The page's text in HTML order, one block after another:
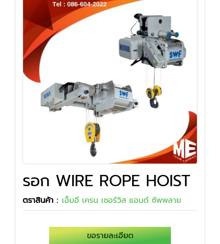
รอก WIRE ROPE HOIST
ตราสินค้า : เอ็มอี เครน เซอร์วิส แอนด์ ซัพพลาย
ขอรายละเอียด